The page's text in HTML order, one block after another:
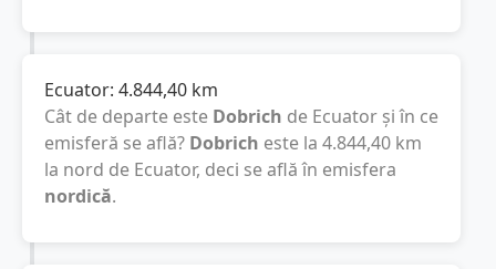
Ecuator: 4.844,40 km
Cât de departe este Dobrich de Ecuator și în ce
emisferă se află? Dobrich este la 4.844,40 km
la nord de Ecuator, deci se află în emisfera
nordică.